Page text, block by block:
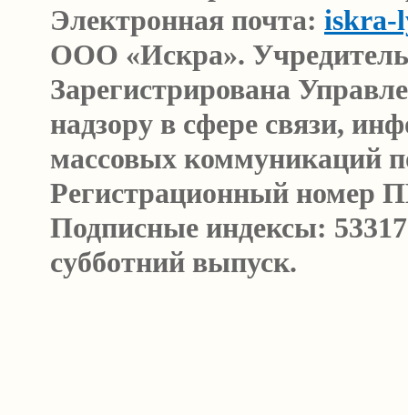
Электронная почта: iskra-
ООО «Искра».
Зарегистрирована
надзору в сфере связи,
массовых коммуникаций
Регистрационный номер
Подписные индексы:
субботний выпуск.